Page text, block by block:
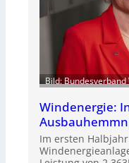
Bild: Bundesverband
Windenergie:
Im ersten